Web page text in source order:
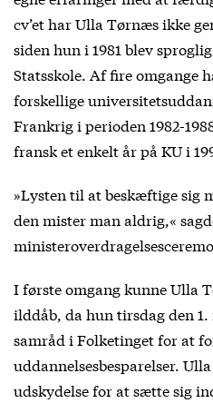
cv’et har Ulla Tørnæs ikke
siden hun i 1981 blev
Statsskole. Af fire omgange
forskellige
Frankrig i perioden 1982-
fransk et enkelt år på KU i
»Lysten til at beskæftige sig
den mister man aldrig,«
I første omgang kunne Ulla
ilddåb, da hun tirsdag den
samråd i Folketinget for at
uddannelsesbesparelser.
udskydelse for at sætte sig